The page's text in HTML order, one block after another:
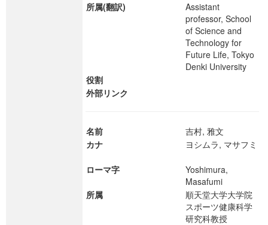
所属(翻訳)
Assistant
professor, School
of Science and
Technology for
Future Life, Tokyo
Denki University
役割
外部リンク
名前
吉村, 雅文
カナ
ヨシムラ, マサフミ
ローマ字
Yoshimura,
Masafumi
所属
順天堂大学大学院
スポーツ健康科学
研究科教授